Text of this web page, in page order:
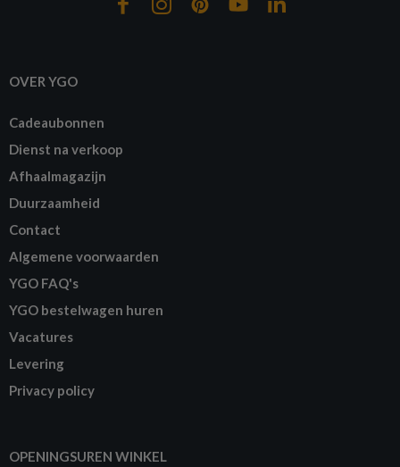
OVER YGO
Cadeaubonnen
Dienst na verkoop
Afhaalmagazijn
Duurzaamheid
Contact
Algemene voorwaarden
YGO FAQ's
YGO bestelwagen huren
Vacatures
Levering
Privacy policy
OPENINGSUREN WINKEL